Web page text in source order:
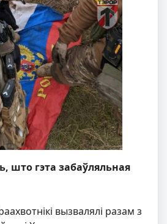
што гэта забаўляльная
вызвалялі разам з